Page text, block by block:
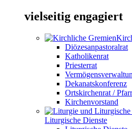
vielseitig engagiert
Diözesanpastoralrat
Katholikenrat
Priesterrat
Dekanatskonferenz
Ortskirchenrat /
Kirchenvorstand
Liturgische Dienste